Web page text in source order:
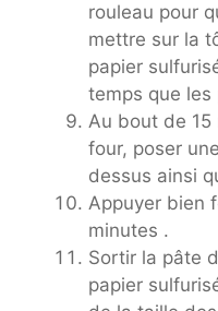
rouleau pour
mettre sur la
papier
temps que les
Au bout de
four, poser
dessus ainsi
Appuyer bien
minutes .
Sortir la pâte
papier